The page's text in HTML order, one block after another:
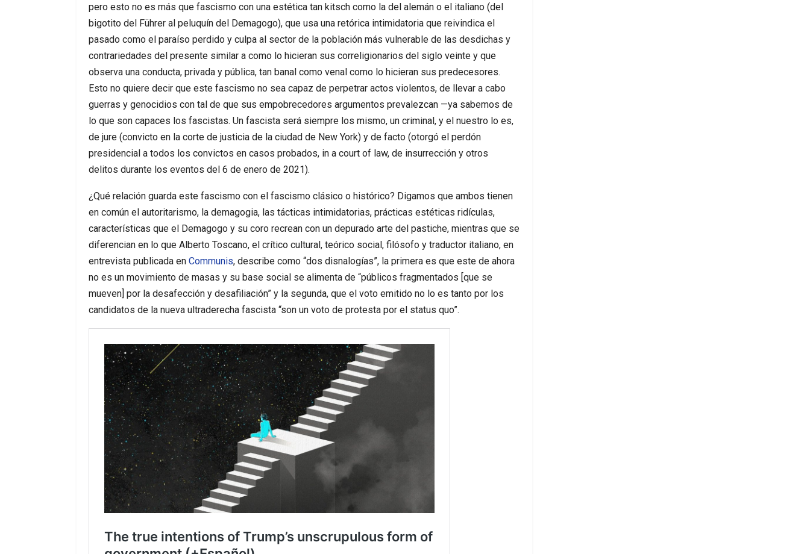
pero esto no es más que fascismo con una estética tan kitsch como la del alemán o el italiano (del
bigotito del Führer al peluquín del Demagogo), que usa una retórica intimidatoria que reivindica el
pasado como el paraíso perdido y culpa al sector de la población más vulnerable de las desdichas y
contrariedades del presente similar a como lo hicieran sus correligionarios del siglo veinte y que
observa una conducta, privada y pública, tan banal como venal como lo hicieran sus predecesores.
Esto no quiere decir que este fascismo no sea capaz de perpetrar actos violentos, de llevar a cabo
guerras y genocidios con tal de que sus empobrecedores argumentos prevalezcan —ya sabemos de
lo que son capaces los fascistas. Un fascista será siempre los mismo, un criminal, y el nuestro lo es,
de jure (convicto en la corte de justicia de la ciudad de New York) y de facto (otorgó el perdón
presidencial a todos los convictos en casos probados, in a court of law, de insurrección y otros
delitos durante los eventos del 6 de enero de 2021).
¿Qué relación guarda este fascismo con el fascismo clásico o histórico? Digamos que ambos tienen
en común el autoritarismo, la demagogia, las tácticas intimidatorias, prácticas estéticas ridículas,
características que el Demagogo y su coro recrean con un depurado arte del pastiche, mientras que se
diferencian en lo que Alberto Toscano, el crítico cultural, teórico social, filósofo y traductor italiano, en
entrevista publicada en Communis, describe como “dos disnalogías”, la primera es que este de ahora
no es un movimiento de masas y su base social se alimenta de “públicos fragmentados [que se
mueven] por la desafección y desafiliación” y la segunda, que el voto emitido no lo es tanto por los
candidatos de la nueva ultraderecha fascista “son un voto de protesta por el status quo”.